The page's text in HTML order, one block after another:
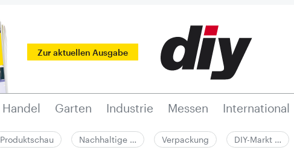
Zur aktuellen Ausgabe
Handel Garten Industrie Messen International
Produktschau Nachhaltige … Verpackung DIY-Markt …